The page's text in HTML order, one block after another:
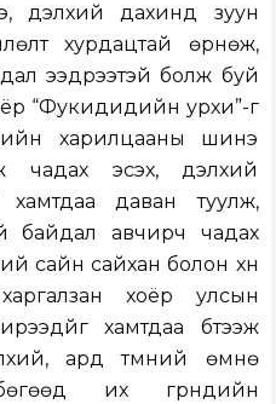
дэлхий дахинд зуун
хурдацтай өрнөж,
ээдрээтэй болж буй
“Фукидидийн урхи”-г
харилцааны шинэ
чадах эсэх, дэлхий
даван туулж,
байдал авчирч чадах
сайн сайхан болон хүн
хоёр улсын
хамтдаа бүтээж
ард түмний өмнө
их гүрнүүдийн